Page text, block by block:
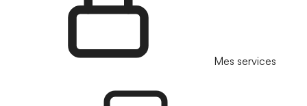
Mes services